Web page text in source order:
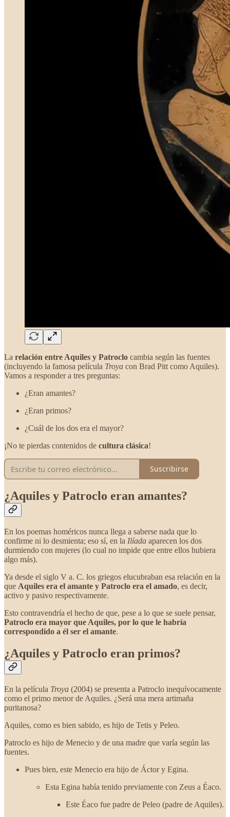
La relación entre Aquiles y Patroclo cambia según las fuentes
(incluyendo la famosa película Troya con Brad Pitt como Aquiles).
Vamos a responder a tres preguntas:
¿Eran amantes?
¿Eran primos?
¿Cuál de los dos era el mayor?
¡No te pierdas contenidos de cultura clásica!
Suscribirse
¿Aquiles y Patroclo eran amantes?
En los poemas homéricos nunca llega a saberse nada que lo
confirme ni lo desmienta; eso sí, en la Ilíada aparecen los dos
durmiendo con mujeres (lo cual no impide que entre ellos hubiera
algo más).
Ya desde el siglo V a. C. los griegos elucubraban esa relación en la
que Aquiles era el amante y Patroclo era el amado, es decir,
activo y pasivo respectivamente.
Esto contravendría el hecho de que, pese a lo que se suele pensar,
Patroclo era mayor que Aquiles, por lo que le habría
correspondido a él ser el amante.
¿Aquiles y Patroclo eran primos?
En la película Troya (2004) se presenta a Patroclo inequívocamente
como el primo menor de Aquiles. ¿Será una mera artimaña
puritanosa?
Aquiles, como es bien sabido, es hijo de Tetis y Peleo.
Patroclo es hijo de Menecio y de una madre que varía según las
fuentes.
Pues bien, este Menecio era hijo de Áctor y Egina.
Esta Egina había tenido previamente con Zeus a Éaco.
Este Éaco fue padre de Peleo (padre de Aquiles).